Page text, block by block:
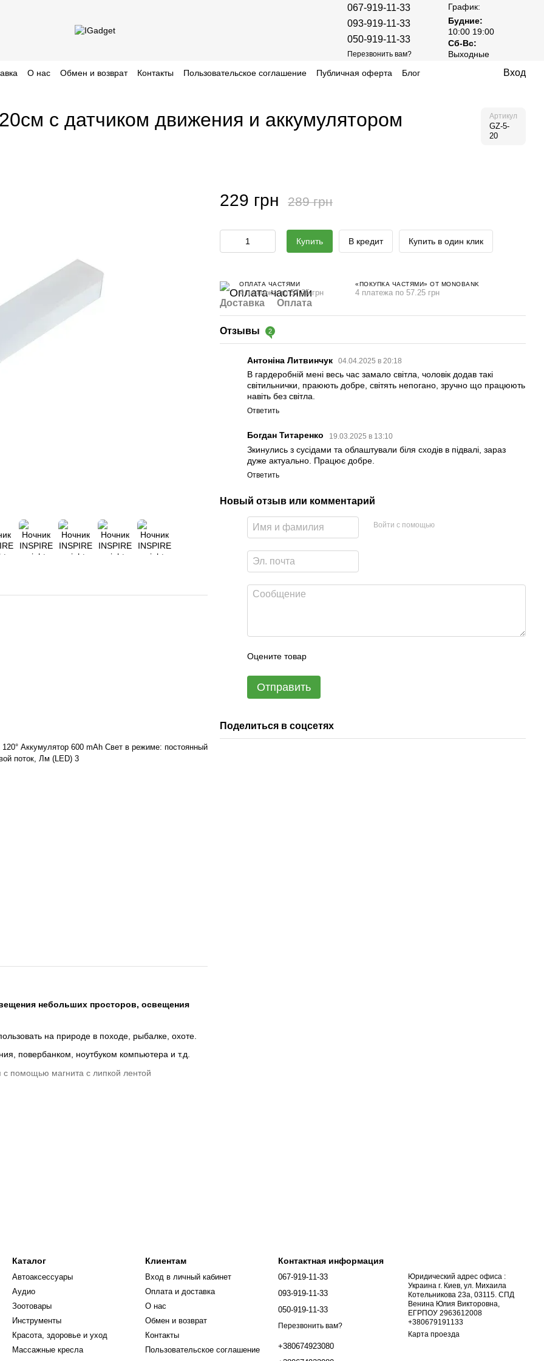
067-919-11-33
093-919-11-33
050-919-11-33
Перезвонить вам?
График:
Будние:
10:00 19:00
Сб-Вс:
Выходные
О нас Обмен и возврат Контакты Пользовательское соглашение Публичная оферта Блог Вход
с датчиком движения и аккумулятором Артикул
GZ-5-
20
Аккумулятор 600 mAh Свет в режиме: постоянный
поток, Лм (LED) 3
небольших просторов, освещения
на природе в походе, рыбалке, охоте.
повербанком, ноутбуком компьютера и т.д.
помощью магнита с липкой лентой
229 грн 289 грн
Купить В кредит Купить в один клик
ОПЛАТА ЧАСТЯМИ
4 платежа по 57.25 грн
«ПОКУПКА ЧАСТЯМИ» ОТ MONOBANK
4 платежа по 57.25 грн
Доставка Оплата
Отзывы 2
Антоніна Литвинчук 04.04.2025 в 20:18
В гардеробній мені весь час замало світла, чоловік додав такі
світильнички, праюють добре, світять непогано, зручно що працюють
навіть без світла.
Ответить
Богдан Титаренко 19.03.2025 в 13:10
Зкинулись з сусідами та облаштували біля сходів в підвалі, зараз
дуже актуально. Працює добре.
Ответить
Новый отзыв или комментарий
Войти с помощью
Оцените товар
Отправить
Поделиться в соцсетях
Каталог
Автоаксессуары
Аудио
Зоотовары
Инструменты
Красота, здоровье и уход
Массажные кресла
Клиентам
Вход в личный кабинет
Оплата и доставка
О нас
Обмен и возврат
Контакты
Пользовательское соглашение
Контактная информация
067-919-11-33
093-919-11-33
050-919-11-33
Перезвонить вам?
+380674923080
Юридический адрес офиса :
Украина г. Киев, ул. Михаила
Котельникова 23а, 03115. СПД
Венина Юлия Викторовна,
ЕГРПОУ 2963612008
+380679191133
Карта проезда